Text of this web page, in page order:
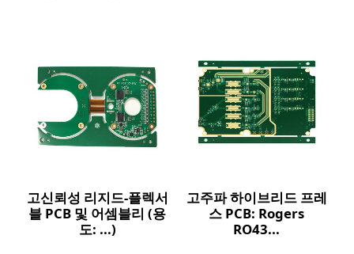
고신뢰성 리지드-플렉서
블 PCB 및 어셈블리 (용
도: ...)
고주파 하이브리드 프레
스 PCB: Rogers
RO43...